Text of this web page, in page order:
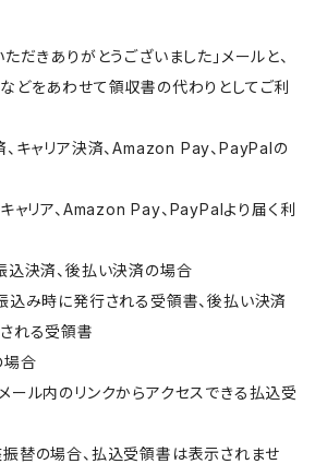
だきありがとうございました」メールと、
どをあわせて領収書の代わりとしてご利
キャリア決済、Amazon Pay、PayPalの
ャリア、Amazon Pay、PayPalより届く利
込決済、後払い決済の場合
込み時に発行される受領書、後払い決済
れる受領書
場合
ール内のリンクからアクセスできる払込受
替の場合、払込受領書は表示されませ